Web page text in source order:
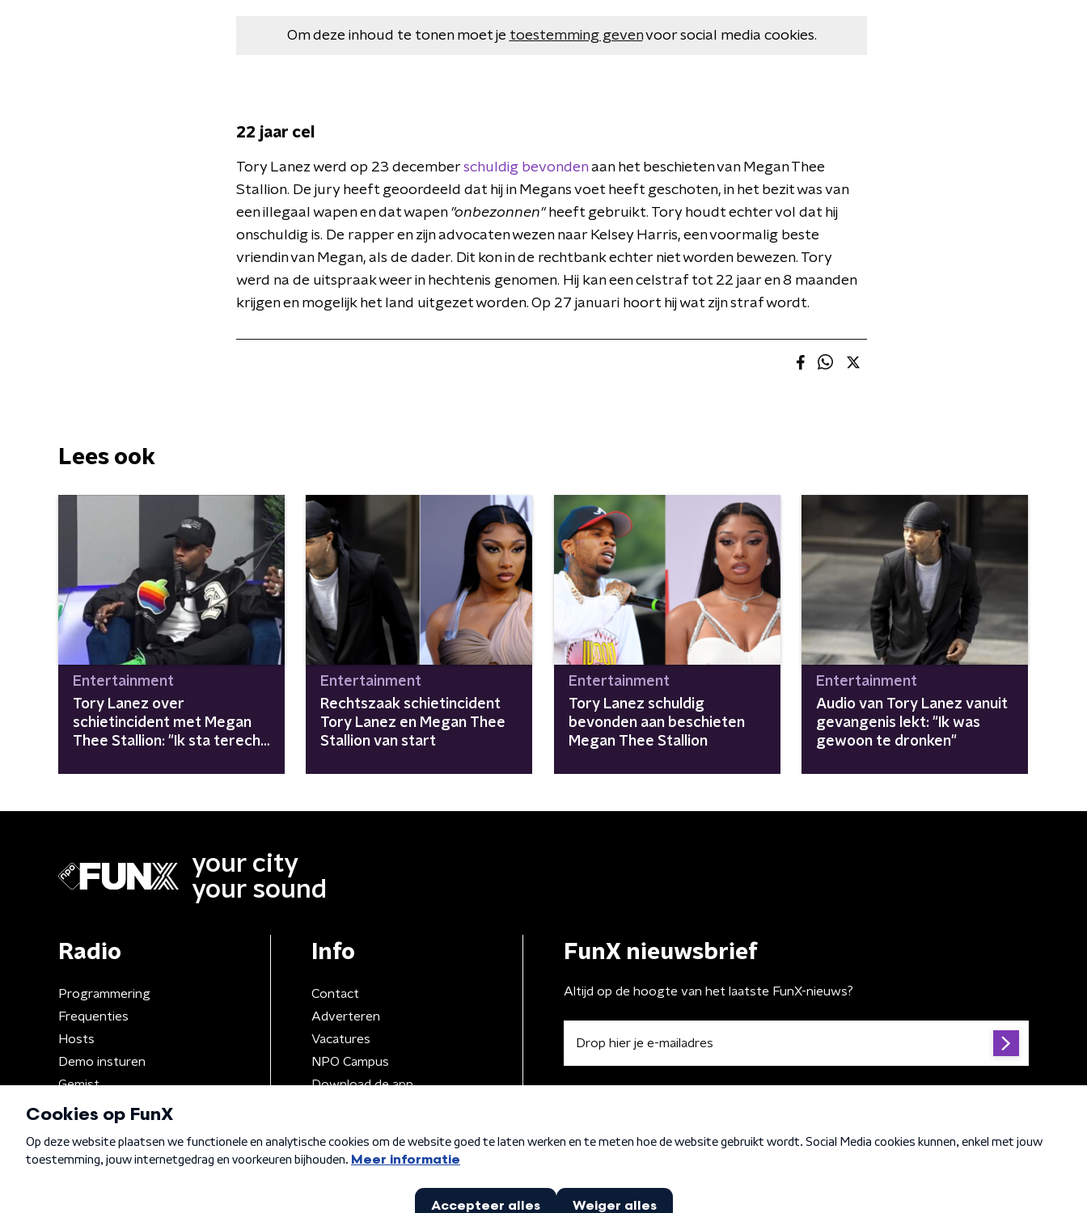
Om deze inhoud te tonen moet je toestemming gevenvoor social media cookies.
22 jaar cel
Tory Lanez werd op 23 decemberschuldig bevonden aan het beschieten van Megan Thee
Stallion. De jury heeft geoordeeld dat hij in Megans voet heeft geschoten, in het bezit was van
een illegaal wapen en dat wapen "onbezonnen"heeft gebruikt. Tory houdt echter vol dat hij
onschuldig is. De rapper en zijn advocaten wezen naar Kelsey Harris, een voormalig beste
vriendin van Megan, als de dader. Dit kon in de rechtbank echter niet worden bewezen. Tory
werd na de uitspraak weer in hechtenis genomen. Hij kan een celstraf tot 22 jaar en 8 maanden
krijgen en mogelijk het land uitgezet worden. Op 27 januari hoort hij wat zijn straf wordt.
Lees ook
Entertainment
Tory Lanez over
schietincident met Megan
Thee Stallion: "Ik sta terecht
Entertainment
Rechtszaak schietincident
Tory Lanez en Megan Thee
Stallion van start
Entertainment
Tory Lanez schuldig
bevonden aan beschieten
Megan Thee Stallion
Entertainment
Audio van Tory Lanez vanuit
gevangenis lekt: "Ik was
gewoon te dronken"
your city
your sound
Radio
Programmering
Frequenties
Hosts
Demo insturen
Gemist
Info
Contact
Adverteren
Vacatures
NPO Campus
Download de app
FunX nieuwsbrief
Altijd op de hoogte van het laatste FunX-nieuws?
Algemene voorwaarden Privacybeleid